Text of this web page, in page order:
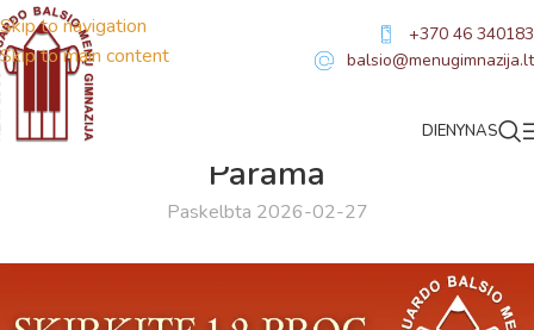
Skip to navigation
Skip to main content
+370 46 340183
balsio@menugimnazija.lt
DIENYNAS
Parama
Paskelbta 2026-02-27